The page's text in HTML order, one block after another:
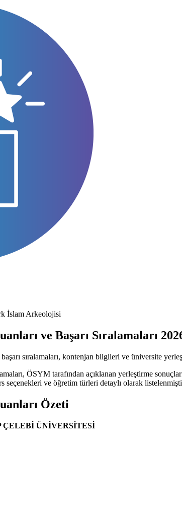
İslam Arkeolojisi
ve Başarı Sıralamaları
sıralamaları, kontenjan bilgileri ve üniversite
ÖSYM tarafından açıklanan yerleştirme
seçenekleri ve öğretim türleri detaylı olarak
Özeti
ÜNİVERSİTESİ